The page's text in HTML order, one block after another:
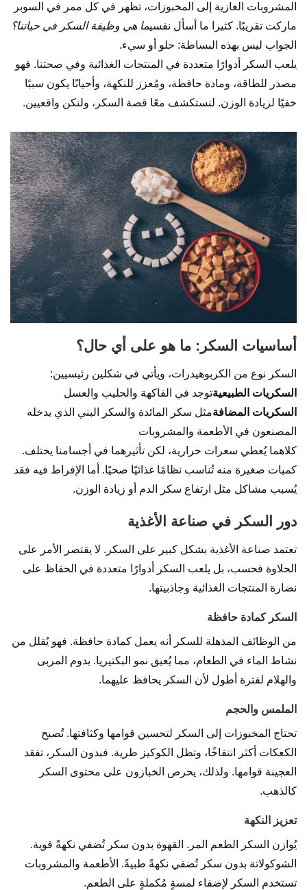
المشروبات الغازية إلى المخبوزات، تظهر في كل ممر في السوبر
ماركت تقريبًا. كثيرا ما أسأل نفسيما هي وظيفة السكر في حياتنا؟
الجواب ليس بهذه البساطة: حلو أو سيء.
يلعب السكر أدوارًا متعددة في المنتجات الغذائية وفي صحتنا. فهو
مصدر للطاقة، ومادة حافظة، ومُعزز للنكهة، وأحيانًا يكون سببًا
خفيًا لزيادة الوزن. لنستكشف معًا قصة السكر، ولنكن واقعيين.
أساسيات السكر: ما هو على أي حال؟
السكر نوع من الكربوهيدرات، ويأتي في شكلين رئيسيين:
السكريات الطبيعيةتوجد في الفاكهة والحليب والعسل
السكريات المضافةمثل سكر المائدة والسكر البني الذي يدخله
المصنعون في الأطعمة والمشروبات
كلاهما يُعطي سعرات حرارية، لكن تأثيرهما في أجسامنا يختلف.
كميات صغيرة منه تُناسب نظامًا غذائيًا صحيًا. أما الإفراط فيه فقد
يُسبب مشاكل مثل ارتفاع سكر الدم أو زيادة الوزن.
دور السكر في صناعة الأغذية
تعتمد صناعة الأغذية بشكل كبير على السكر. لا يقتصر الأمر على
الحلاوة فحسب، بل يلعب السكر أدوارًا متعددة في الحفاظ على
نضارة المنتجات الغذائية وجاذبيتها.
السكر كمادة حافظة
من الوظائف المذهلة للسكر أنه يعمل كمادة حافظة. فهو يُقلل من
نشاط الماء في الطعام، مما يُعيق نمو البكتيريا. يدوم المربى
والهلام لفترة أطول لأن السكر يحافظ عليهما.
الملمس والحجم
تحتاج المخبوزات إلى السكر لتحسين قوامها وكثافتها. تُصبح
الكعكات أكثر انتفاخًا، وتظل الكوكيز طرية. فبدون السكر، تفقد
العجينة قوامها. ولذلك، يحرص الخبازون على محتوى السكر
كالذهب.
تعزيز النكهة
يُوازن السكر الطعم المر. القهوة بدون سكر تُضفي نكهةً قوية.
الشوكولاتة بدون سكر تُضفي نكهةً طبيةً. الأطعمة والمشروبات
تستخدم السكر لإضفاء لمسةٍ مُكملةٍ على الطعم.